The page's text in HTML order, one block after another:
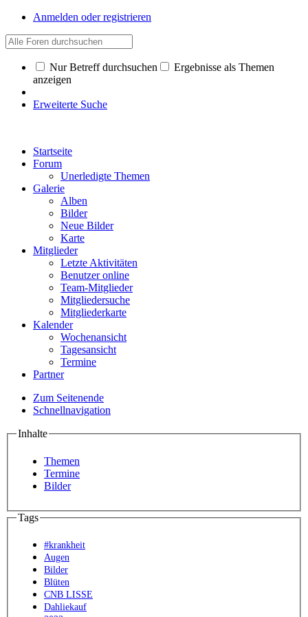
Anmelden oder registrieren
Nur Betreff durchsuchen
Ergebnisse als Themen
anzeigen
Erweiterte Suche
Startseite
Forum
Unerledigte Themen
Galerie
Alben
Bilder
Neue Bilder
Karte
Mitglieder
Letzte Aktivitäten
Benutzer online
Team-Mitglieder
Mitgliedersuche
Mitgliederkarte
Kalender
Wochenansicht
Tagesansicht
Termine
Partner
Zum Seitenende
Schnellnavigation
Inhalte
Themen
Termine
Bilder
Tags
#krankheit
Augen
Bilder
Blüten
CNB LISSE
Dahliekauf